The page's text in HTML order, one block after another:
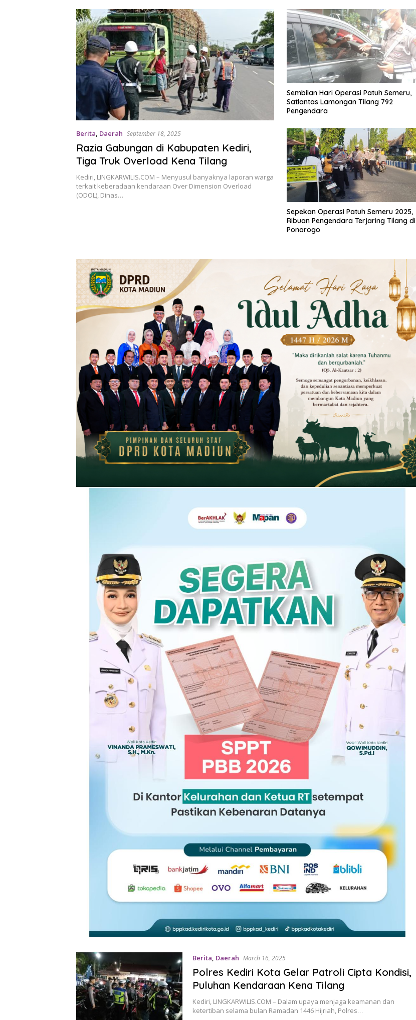
Berita, Daerah September 18, 2025
Razia Gabungan di Kabupaten Kediri,
Tiga Truk Overload Kena Tilang
Kediri, LINGKARWILIS.COM – Menyusul banyaknya laporan warga
terkait keberadaan kendaraan Over Dimension Overload
(ODOL), Dinas…
Sembilan Hari Operasi Patuh Semeru,
Satlantas Lamongan Tilang 792
Pengendara
Sepekan Operasi Patuh Semeru 2025,
Ribuan Pengendara Terjaring Tilang di
Ponorogo
Berita Daerah March 16, 2025
Polres Kediri Kota Gelar Patroli Cipta Kondisi,
Puluhan Kendaraan Kena Tilang
Kediri, LINGKARWILIS.COM – Dalam upaya menjaga keamanan dan
ketertiban selama bulan Ramadan 1446 Hijriah, Polres…